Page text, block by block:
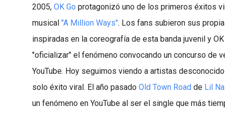
2005, OK Go protagonizó uno de los primeros éxitos
musical "A Million Ways". Los fans subieron sus
inspiradas en la coreografía de esta banda juvenil y
"oficializar" el fenómeno convocando un concurso de
YouTube. Hoy seguimos viendo a artistas
solo éxito viral. El año pasado Old Town Road de Lil
un fenómeno en YouTube al ser el single que más